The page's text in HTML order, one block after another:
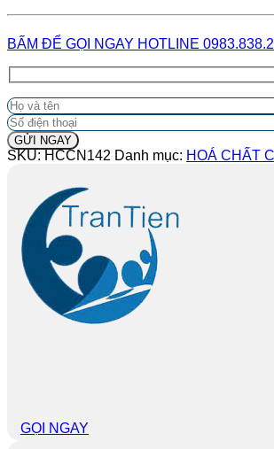
BẤM ĐỂ GỌI NGAY HOTLINE
SKU: HCCN142 Danh mục: HOÁ CHẤT
GỌI NGAY